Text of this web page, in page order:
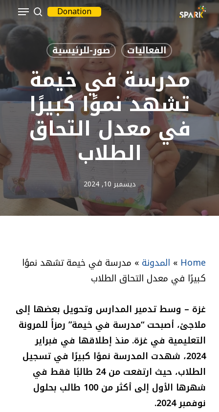
Skip
to
main
content
Donation
بحث
Menu
الفعاليات صور-للرئيسية
مدرسة في خيمة
تشهد نموًا كبيرًا
في معدل التحاق
الطلاب
ديسمبر 10, 2024
Home
» المدونة » مدرسة في خيمة تشهد نموًا
كبيرًا في معدل التحاق الطلاب
غزة – وسط تدمير المدارس وتحويل بعضها إلى
ملاجئ، أصبحت “مدرسة في خيمة” رمزاً للمرونة
التعليمية في غزة. منذ إطلاقها في فبراير
2024، شهدت المدرسة نموًا كبيرًا في تسجيل
الطلاب، حيث ارتفعت من 24 طالبًا فقط في
شهرها الأول إلى أكثر من 100 طالب بحلول
نوفمبر 2024.
Close
Menu